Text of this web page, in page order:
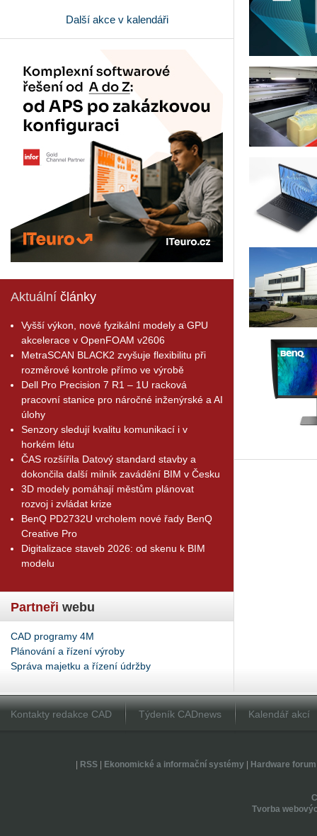
Další akce v kalendáři
Aktuální články
Vyšší výkon, nové fyzikální modely a GPU
akcelerace v OpenFOAM v2606
MetraSCAN BLACK2 zvyšuje flexibilitu při
rozměrové kontrole přímo ve výrobě
Dell Pro Precision 7 R1 – 1U racková
pracovní stanice pro náročné inženýrské a AI
úlohy
Senzory sledují kvalitu komunikací i v
horkém létu
ČAS rozšířila Datový standard stavby a
dokončila další milník zavádění BIM v Česku
3D modely pomáhají městům plánovat
rozvoj i zvládat krize
BenQ PD2732U vrcholem nové řady BenQ
Creative Pro
Digitalizace staveb 2026: od skenu k BIM
modelu
Partneři webu
CAD programy 4M
Plánování a řízení výroby
Správa majetku a řízení údržby
Kontakty redakce CAD Týdeník CADnews Kalendář akcí
RSS| Ekonomické a informační systémy| Hardware forum
Tvorba